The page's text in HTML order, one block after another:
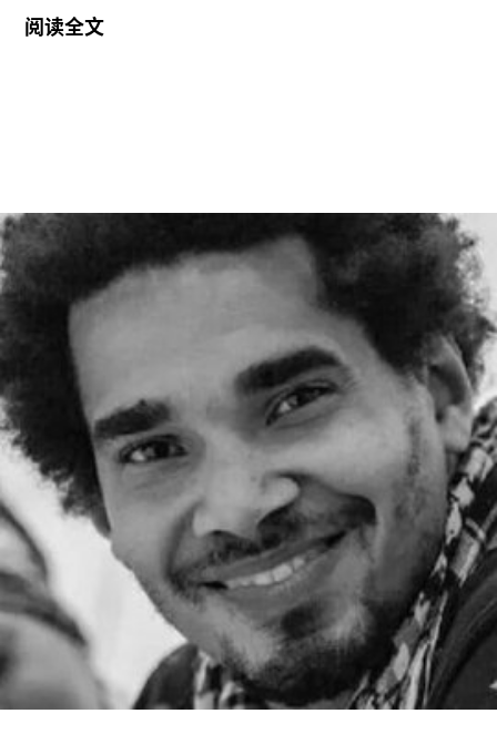
位，后者在担任馆长九年后于今年春季离任。摩根
多个职务，包括国际艺术策展人，因此一直被视为
这一职位的热门人选。不过薪酬问题曾是任命过程
中的重要障碍，因为摩根在迪亚艺术基金会的收入
明显高于巴尔肖。泰特美术馆主席罗兰·拉德
（Roland Rudd）向《卫报》透露，摩根在接受这
一职位时接受了“大幅降薪”。
摩根加入泰特美术馆之际，正值该机构处于动荡时
期。泰特美术馆目前正面临财务困境，最近的一份
报告显示其运营处于亏损状态。泰特美术馆曾试图
通过裁员来解决资金问题，导致员工士气急剧下降
并引发了罢工。此外，尽管翠西·艾敏和弗里达·卡
罗的展览广受好评，但去年泰特不列颠美术馆和泰
特现代美术馆的参观人数仍远低于疫情前的水平。
摩根于2015年加入迪亚艺术基金会担任总监。任职
期间，她丰富了基金会的藏品结构，并增加了女性
艺术家的代表比例。此前在泰特工作期间，她策划
阅读全文